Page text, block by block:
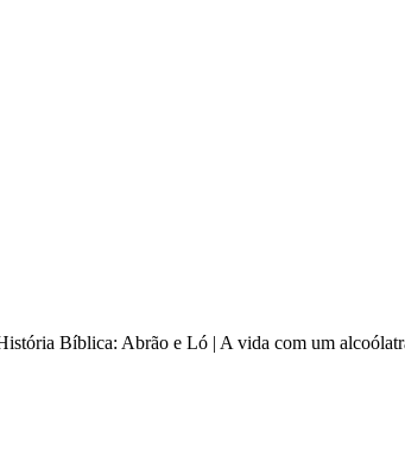
Bíblica: Abrão e Ló | A vida com um